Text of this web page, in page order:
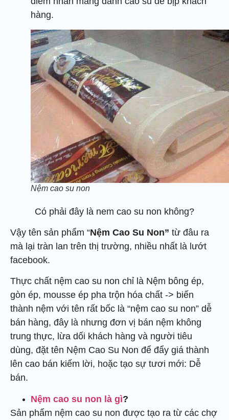
hàng.
Nệm cao su non
Có phải đây là nem cao su non không?
Vậy tên sản phẩm “Nệm Cao Su Non” từ đâu ra
mà lại tràn lan trên thị trường, nhiều nhất là lướt
facebook.
Thực chất nệm cao su non chỉ là Nệm bông ép,
gòn ép, mousse ép pha trộn hóa chất -> biến
thành nệm với tên rất bốc là “nệm cao su non” dễ
bán hàng, đây là nhưng đơn vị bán nệm không
trung thực, lừa dối khách hàng và người tiêu
dùng, đặt tên Nệm Cao Su Non để đẩy giá thành
lên cao bán kiếm lời, hoặc tạo sự tươi mới: Dễ
bán.
Nệm cao su non là gì?
Sản phẩm nệm cao su non được tạo ra từ các chợ